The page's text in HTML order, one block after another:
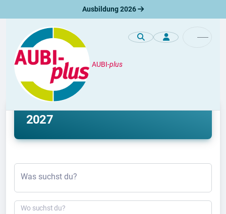
Ausbildung 2026
AUBI-plus
Ausbildung
Ausbildung Schwörstadt 2026 &
2027
Was suchst du?
Wo suchst du?